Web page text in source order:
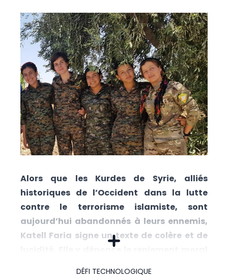
Alors que les Kurdes de Syrie, alliés
historiques de l’Occident dans la lutte
contre le terrorisme islamiste, sont
aujourd’hui abandonnés à leurs ennemis,
Katell Faria signe un texte de colère et de
lucidité. Elle y dénonce le reniement moral
DÉFI TECHNOLOGIQUE